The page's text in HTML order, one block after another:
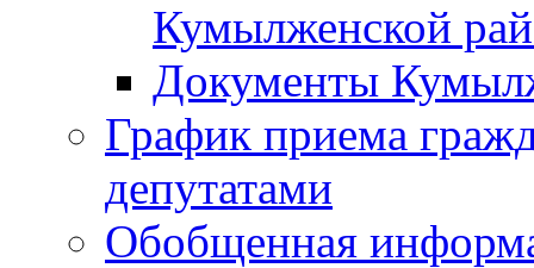
Кумылженской
Документы
График приема
депутатами
Обобщенная